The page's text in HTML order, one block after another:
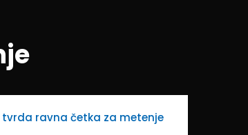
tvrda ravna četka za metenje